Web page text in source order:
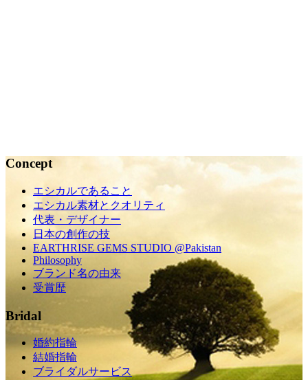
Concept
エシカルであること
エシカル素材とクオリティ
代表・デザイナー
日本の創作の技
EARTHRISE GEMS STUDIO @Pakistan
Philosophy
ブランド名の由来
受賞歴
Bridal
婚約指輪
結婚指輪
ブライダルサービス